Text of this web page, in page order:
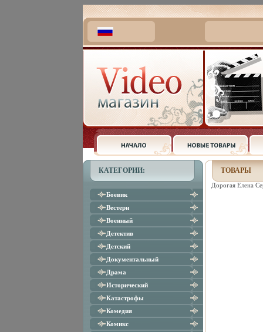
КАТЕГОРИИ:
Боевик
Вестерн
Военный
Детектив
Детский
Документальный
Драма
Исторический
Катастрофы
Комедия
Комикс
ТОВАРЫ
Дорогая Елена